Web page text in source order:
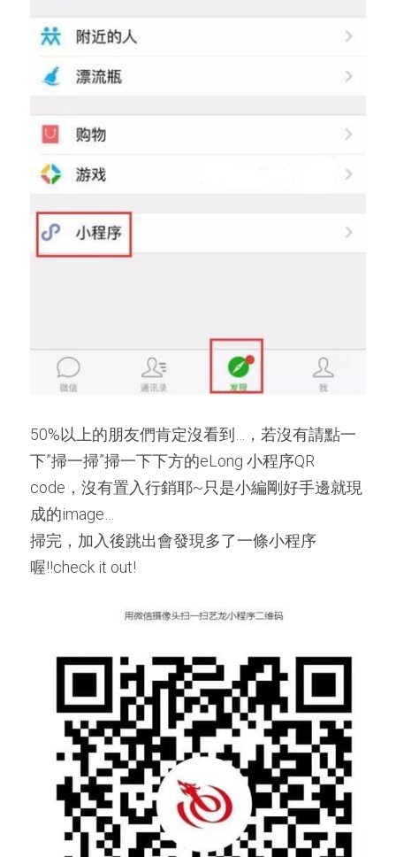
50%以上的朋友們肯定沒看到…，若沒有請點一
下”掃一掃”掃一下下方的eLong 小程序QR
code，沒有置入行銷耶~只是小編剛好手邊就現
成的image…
掃完，加入後跳出會發現多了一條小程序
喔!!check it out!